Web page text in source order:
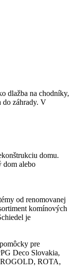
dlažba na chodníky,
do záhrady. V
domu.
dom alebo
od renomovanej
komínových
je
pre
Deco Slovakia,
ROTA,